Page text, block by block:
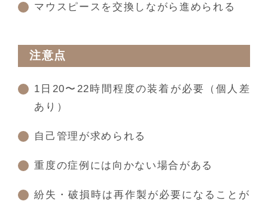
マウスピースを交換しながら進められる
注意点
1日20〜22時間程度の装着が必要（個人差
あり）
自己管理が求められる
重度の症例には向かない場合がある
紛失・破損時は再作製が必要になることが